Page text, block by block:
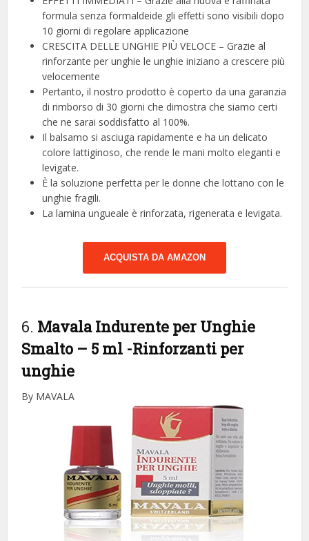
formula senza formaldeide gli effetti sono visibili dopo
10 giorni di regolare applicazione
CRESCITA DELLE UNGHIE PIÙ VELOCE – Grazie al
rinforzante per unghie le unghie iniziano a crescere più
velocemente
Pertanto, il nostro prodotto è coperto da una garanzia
di rimborso di 30 giorni che dimostra che siamo certi
che ne sarai soddisfatto al 100%.
Il balsamo si asciuga rapidamente e ha un delicato
colore lattiginoso, che rende le mani molto eleganti e
levigate.
È la soluzione perfetta per le donne che lottano con le
unghie fragili.
La lamina ungueale è rinforzata, rigenerata e levigata.
ACQUISTA DA AMAZON
6. Mavala Indurente per Unghie
Smalto – 5 ml -Rinforzanti per
unghie
By MAVALA